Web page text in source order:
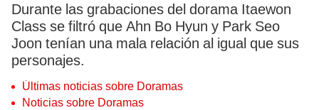
Durante las grabaciones del dorama Itaewon
Class se filtró que Ahn Bo Hyun y Park Seo
Joon tenían una mala relación al igual que sus
personajes.
Últimas noticias sobre Doramas
Noticias sobre Doramas